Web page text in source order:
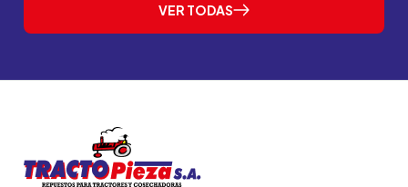
VER TODAS